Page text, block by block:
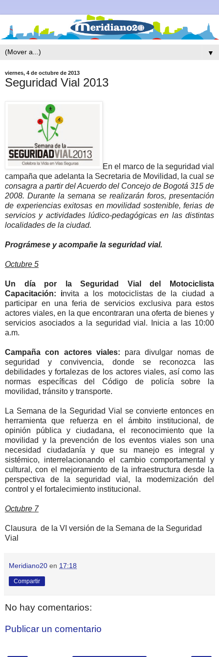
▼
viernes, 4 de octubre de 2013
Seguridad Vial 2013
En el marco de la seguridad vial
campaña que adelanta la Secretaria de Movilidad, la cual se
consagra a partir del Acuerdo del Concejo de Bogotá 315 de
2008. Durante la semana se realizarán foros, presentación
de experiencias exitosas en movilidad sostenible, ferias de
servicios y actividades lúdico-pedagógicas en las distintas
localidades de la ciudad.
Prográmese y acompañe la seguridad vial.
Octubre 5
Un día por la Seguridad Vial del Motociclista
Capacitación: invita a los motociclistas de la ciudad a
participar en una feria de servicios exclusiva para estos
actores viales, en la que encontraran una oferta de bienes y
servicios asociados a la seguridad vial. Inicia a las 10:00
a.m.
Campaña con actores viales: para divulgar nomas de
seguridad y convivencia, donde se reconozca las
debilidades y fortalezas de los actores viales, así como las
normas específicas del Código de policía sobre la
movilidad, tránsito y transporte.
La Semana de la Seguridad Vial se convierte entonces en
herramienta que refuerza en el ámbito institucional, de
opinión pública y ciudadana, el reconocimiento que la
movilidad y la prevención de los eventos viales son una
necesidad ciudadanía y que su manejo es integral y
sistémico, interrelacionando el cambio comportamental y
cultural, con el mejoramiento de la infraestructura desde la
perspectiva de la seguridad vial, la modernización del
control y el fortalecimiento institucional.
Octubre 7
Clausura de la VI versión de la Semana de la Seguridad
Vial
Meridiano20 en 17:18
Compartir
No hay comentarios:
Publicar un comentario